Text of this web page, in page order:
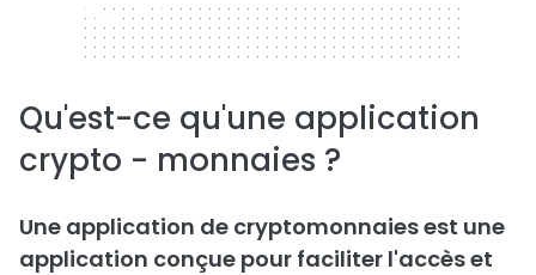
320 x 50
Qu'est-ce qu'une application
crypto - monnaies ?
Une application de cryptomonnaies est une
application conçue pour faciliter l'accès et